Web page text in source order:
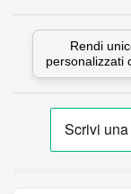
Rendi
personalizzati